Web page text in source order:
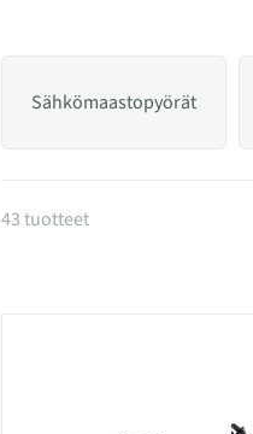
Sähkömaastopyörät
Tuotteet
43 tuotteet